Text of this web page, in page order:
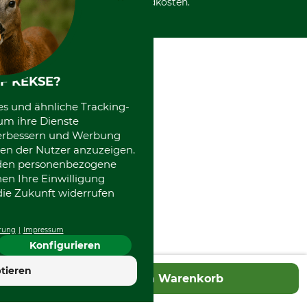
In den Warenkorb
Kooperationen
KEKSE?
und ähnliche Tracking-
ihre Dienste
und Werbung
der Nutzer anzuzeigen.
personenbezogene
Ihre Einwilligung
Zukunft widerrufen
Impressum
Konfigurieren